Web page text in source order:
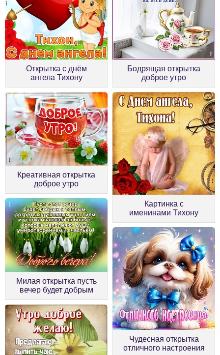
Открытка с днём
ангела Тихону
Бодрящая открытка
доброе утро
Креативная открытка
доброе утро
Картинка с
именинами Тихону
Милая открытка пусть
вечер будет добрым
Чудесная открытка
отличного настроения